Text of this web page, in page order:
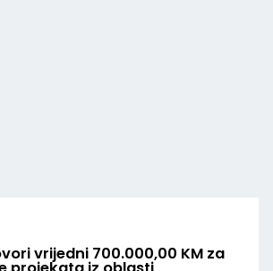
vrijedni 700.000,00 KM za